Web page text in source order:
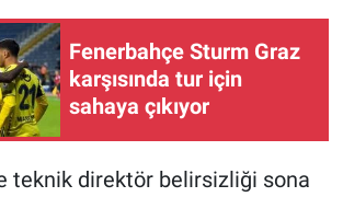
Fenerbahçe Sturm Graz
karşısında tur için
sahaya çıkıyor
teknik direktör belirsizliği sona